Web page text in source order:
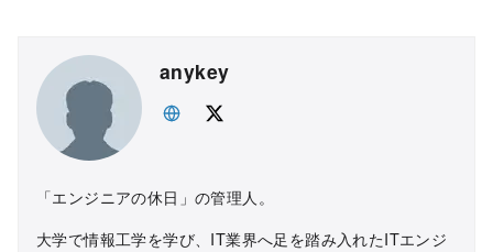
anykey
「エンジニアの休日」の管理人。
大学で情報工学を学び、IT業界へ足を踏み入れたITエンジ